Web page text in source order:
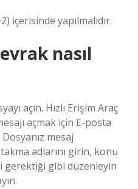
içerisinde yapılmalıdır.
nasıl
açın. Hızlı Erişim Araç
açmak için E-posta
Dosyanız mesaj
adlarını girin, konu
gerektiği gibi düzenleyin